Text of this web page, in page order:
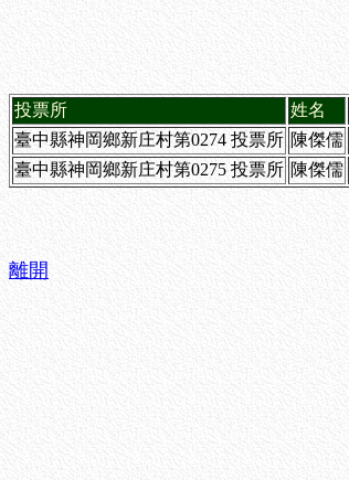
投票所 姓名
臺中縣神岡鄉新庄村第0274 投票所 陳傑儒
臺中縣神岡鄉新庄村第0275 投票所 陳傑儒
離開